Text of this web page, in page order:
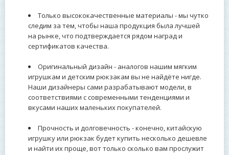
Только высококачественные материалы - мы чутко
следим за тем, чтобы наша продукция была лучшей
на рынке, что подтверждается рядом наград и
сертификатов качества.
Оригинальный дизайн - аналогов нашим мягким
игрушкам и детским рюкзакам вы не найдёте нигде.
Наши дизайнеры сами разрабатывают модели, в
соответствиями с современными тенденциями и
вкусами наших маленьких покупателей.
Прочность и долговечность - конечно, китайскую
игрушку или рюкзак будет купить несколько дешевле
и найти их проще, вот только сколько вам прослужит